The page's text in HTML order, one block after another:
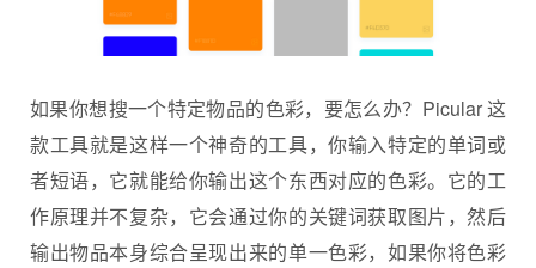
如果你想搜一个特定物品的色彩，要怎么办？Picular 这
款工具就是这样一个神奇的工具，你输入特定的单词或
者短语，它就能给你输出这个东西对应的色彩。它的工
作原理并不复杂，它会通过你的关键词获取图片，然后
输出物品本身综合呈现出来的单一色彩，如果你将色彩